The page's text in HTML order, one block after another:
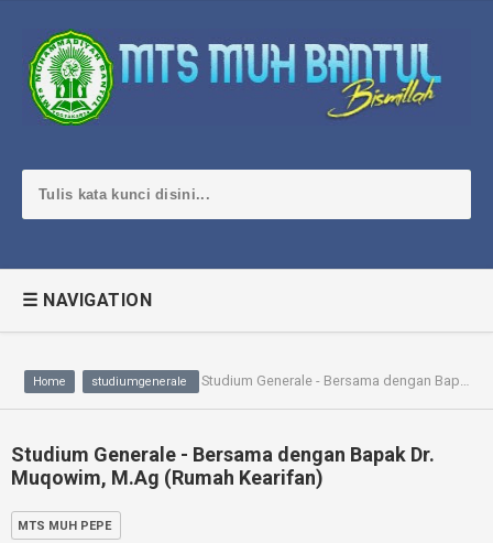
☰ NAVIGATION
Home studiumgenerale Studium Generale - Bersama dengan Bapak Dr. Muqowim, M.Ag (Rumah Kearifan)
Studium Generale - Bersama dengan Bapak Dr.
Muqowim, M.Ag (Rumah Kearifan)
MTS MUH PEPE